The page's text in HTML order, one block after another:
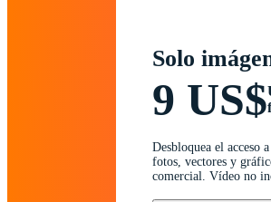
Solo
9 US$
Desbloquea el acceso
fotos, vectores y
comercial. Vídeo no